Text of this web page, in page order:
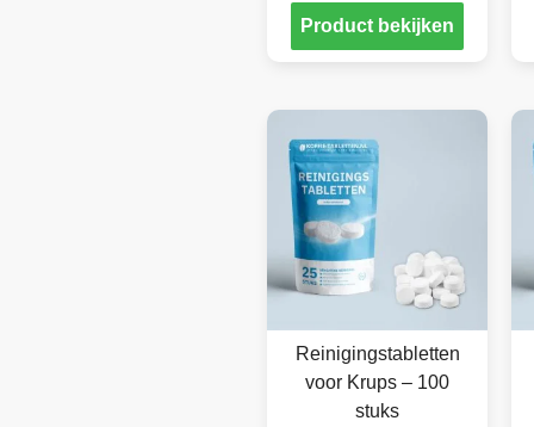
Product bekijken
Reinigingstabletten
voor Krups – 100
stuks